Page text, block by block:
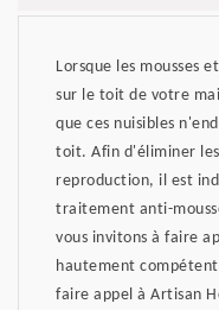
Lorsque les mousses
sur le toit de votre
que ces nuisibles
toit. Afin d'éliminer
reproduction, il est
traitement anti-
vous invitons à faire
hautement
faire appel à Artisan